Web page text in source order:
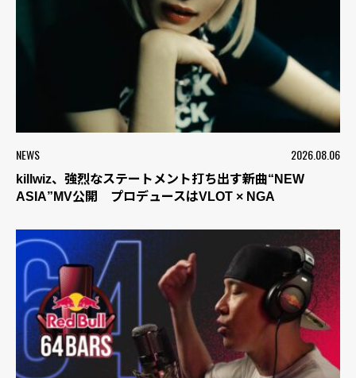
NEWS 2026.08.06
killwiz、強烈なステートメント打ち出す新曲“NEW
ASIA”MV公開 プロデュースはVLOT × NGA